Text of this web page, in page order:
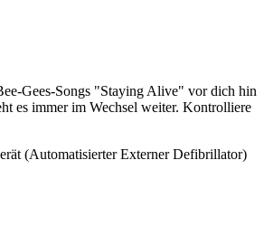
Gees-Songs "Staying Alive" vor dich hin
es immer im Wechsel weiter. Kontrolliere
(Automatisierter Externer Defibrillator)